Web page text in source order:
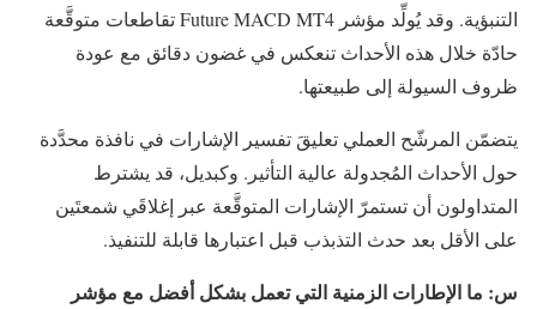
التنبؤية. وقد يُولِّد مؤشر Future MACD MT4 تقاطعات متوقَّعة
حادّة خلال هذه الأحداث تنعكس في غضون دقائق مع عودة
ظروف السيولة إلى طبيعتها.
يتضمّن المرشّح العملي تعليقَ تفسير الإشارات في نافذة محدَّدة
حول الأحداث المُجدولة عالية التأثير. وكبديل، قد يشترط
المتداولون أن تستمرّ الإشارات المتوقَّعة عبر إغلاقَي شمعتَين
على الأقل بعد حدث التذبذب قبل اعتبارها قابلة للتنفيذ.
س: ما الإطارات الزمنية التي تعمل بشكل أفضل مع مؤشر